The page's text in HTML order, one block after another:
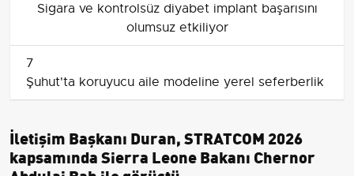
Sigara ve kontrolsüz diyabet implant başarısını
olumsuz etkiliyor
7
Şuhut'ta koruyucu aile modeline yerel seferberlik
İletişim Başkanı Duran, STRATCOM 2026
kapsamında Sierra Leone Bakanı Chernor